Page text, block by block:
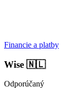
Financie a platby
Wise 🇳🇱
Odporúčaný